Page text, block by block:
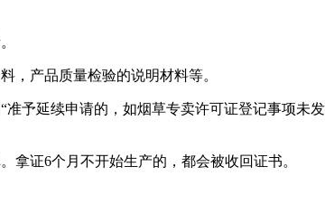
，产品质量检验的说明材料等。
予延续申请的，如烟草专卖许可证登记事项未
拿证6个月不开始生产的，都会被收回证书。